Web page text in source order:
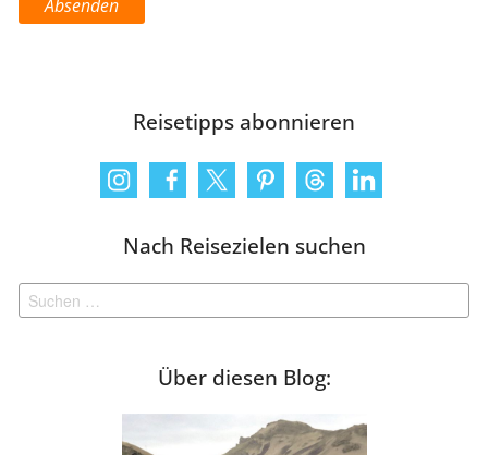
Reisetipps abonnieren
Nach Reisezielen suchen
nach:
Über diesen Blog: